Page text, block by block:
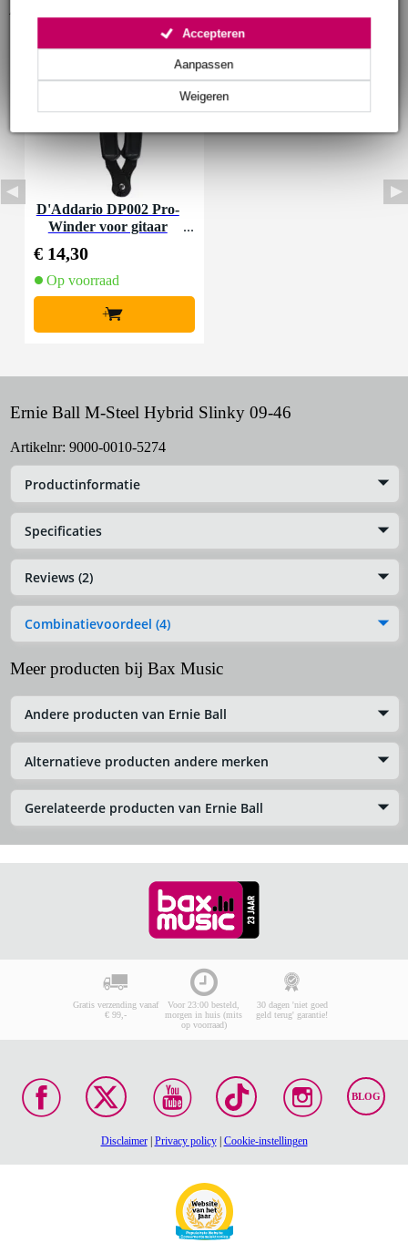
Weigeren
Aanpassen
Accepteren
D'Addario DP002 Pro-
Winder voor gitaar
€ 14,30
Op voorraad
+
Ernie Ball M-Steel Hybrid Slinky 09-46
Artikelnr: 9000-0010-5274
Productinformatie
Specificaties
Reviews (2)
Combinatievoordeel (4)
Meer producten bij Bax Music
Andere producten van Ernie Ball
Alternatieve producten andere merken
Gerelateerde producten van Ernie Ball
Gratis verzending vanaf
€ 99,-
Voor 23:00 besteld,
morgen in huis (mits
op voorraad)
30 dagen 'niet goed
geld terug' garantie!
BLOG
Disclaimer| Privacy policy| Cookie-instellingen